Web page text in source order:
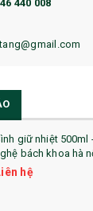
ĐÁO
LÊ
440 008
giữ nhiệt
bách khoa hà
hệ